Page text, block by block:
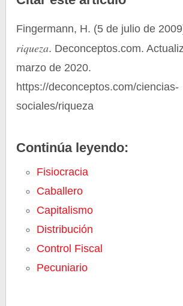
Fingermann, H. (5 de julio de
riqueza. Deconceptos.com.
marzo de 2020.
https://deconceptos.com/ciencias-
sociales/riqueza
Continúa leyendo:
Fisiocracia
Caballero
Capitalismo
Distribución
Control Fiscal
Pecuniario